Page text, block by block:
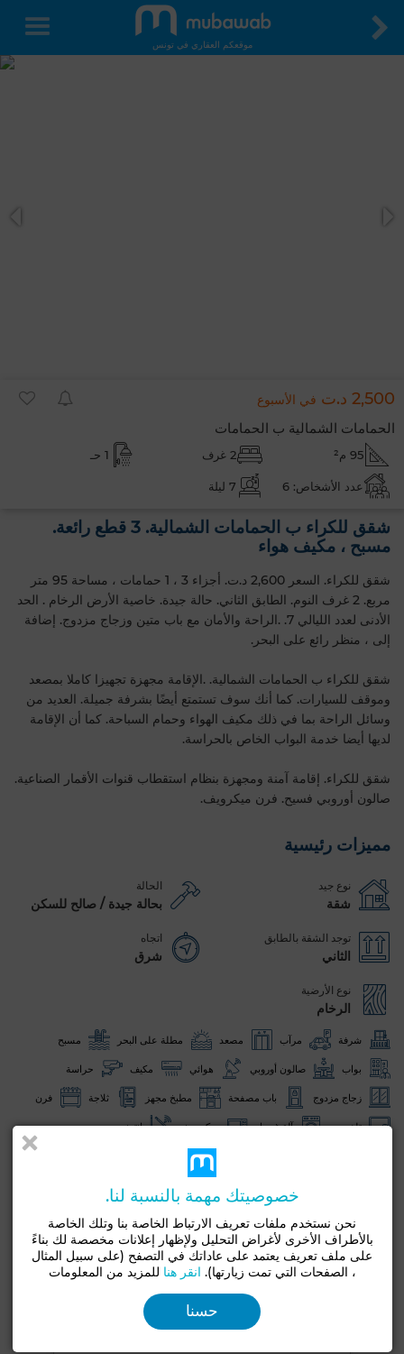
موقعكم العقاري في تونس
2,500 د.ت في الأسبوع
الحمامات الشمالية ب الحمامات
95 م² 2 غرف 1 حـ
عدد الأشخاص: 6 7 ليلة
شقق للكراء ب الحمامات الشمالية. 3 قطع رائعة.
مسبح ، مكيف هواء
شقق للكراء. السعر 2,600 د.ت. أجزاء 3 ، 1 حمامات ، مساحة 95 متر
مربع. 2 غرف النوم. الطابق الثاني‎. حالة جيدة. خاصية الأرض الرخام . الحد
الأدنى لعدد الليالي 7. .الراحة والأمان مع باب متين وزجاج مزدوج. إضافة
إلى ، منظر رائع على البحر.
شقق للكراء ب الحمامات الشمالية. .الإقامة مجهزة تجهيزا كاملا بمصعد
وموقف للسيارات. كما أنك سوف تستمتع أيضًا بشرفة جميلة. العديد من
وسائل الراحة بما في ذلك مكيف الهواء وحمام السباحة. كما أن الإقامة
لديها أيضا خدمة البواب الخاص بالحراسة.
شقق للكراء. إقامة آمنة ومجهزة بنظام استقطاب قنوات الأقمار الصناعية.
صالون أوروبي فسيح. فرن ميكرويف.
مميزات رئيسية
نوع جيد
شقة
الحالة
بحالة جيدة / صالح للسكن
توجد الشقة بالطابق
الثاني
اتجاه
شرق
نوع الأرضية
الرخام
شرفة مرآب مصعد مطلة على البحر مسبح
بواب صالون أوروبي هوائي مكيف حراسة
زجاج مزدوج باب مصفحة مطبخ مجهز ثلاجة فرن
تلفزيون آلة غسيل ميكروويف انترنت
خصوصيتك مهمة بالنسبة لنا.
نحن نستخدم ملفات تعريف الارتباط الخاصة بنا وتلك الخاصة
بالأطراف الأخرى لأغراض التحليل ولإظهار إعلانات مخصصة لك بناءً
على ملف تعريف يعتمد على عاداتك في التصفح (على سبيل المثال
، الصفحات التي تمت زيارتها). انقر هنا للمزيد من المعلومات
حسنا